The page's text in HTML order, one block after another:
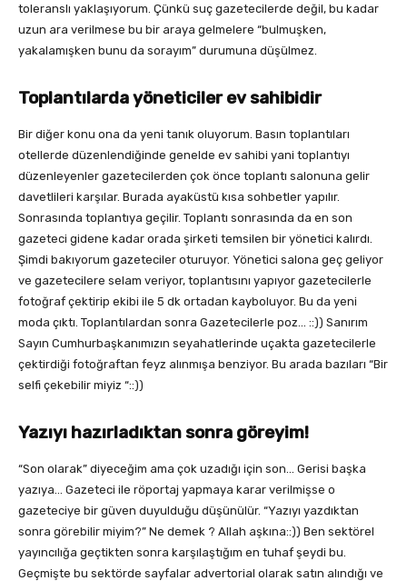
toleranslı yaklaşıyorum. Çünkü suç gazetecilerde değil, bu kadar
uzun ara verilmese bu bir araya gelmelere “bulmuşken,
yakalamışken bunu da sorayım” durumuna düşülmez.
Toplantılarda yöneticiler ev sahibidir
Bir diğer konu ona da yeni tanık oluyorum. Basın toplantıları
otellerde düzenlendiğinde genelde ev sahibi yani toplantıyı
düzenleyenler gazetecilerden çok önce toplantı salonuna gelir
davetlileri karşılar. Burada ayaküstü kısa sohbetler yapılır.
Sonrasında toplantıya geçilir. Toplantı sonrasında da en son
gazeteci gidene kadar orada şirketi temsilen bir yönetici kalırdı.
Şimdi bakıyorum gazeteciler oturuyor. Yönetici salona geç geliyor
ve gazetecilere selam veriyor, toplantısını yapıyor gazetecilerle
fotoğraf çektirip ekibi ile 5 dk ortadan kayboluyor. Bu da yeni
moda çıktı. Toplantılardan sonra Gazetecilerle poz… ::)) Sanırım
Sayın Cumhurbaşkanımızın seyahatlerinde uçakta gazetecilerle
çektirdiği fotoğraftan feyz alınmışa benziyor. Bu arada bazıları “Bir
selfi çekebilir miyiz “::))
Yazıyı hazırladıktan sonra göreyim!
“Son olarak” diyeceğim ama çok uzadığı için son… Gerisi başka
yazıya… Gazeteci ile röportaj yapmaya karar verilmişse o
gazeteciye bir güven duyulduğu düşünülür. “Yazıyı yazdıktan
sonra görebilir miyim?” Ne demek ? Allah aşkına::)) Ben sektörel
yayıncılığa geçtikten sonra karşılaştığım en tuhaf şeydi bu.
Geçmişte bu sektörde sayfalar advertorial olarak satın alındığı ve